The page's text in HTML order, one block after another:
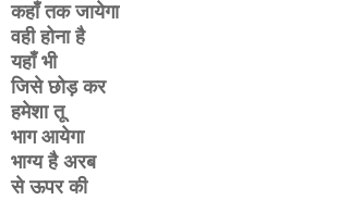
कहाँ तक जायेगा
वही होना है
यहाँ भी
जिसे छोड़ कर
हमेशा तू
भाग आयेगा
भाग्य है अरब
से ऊपर की